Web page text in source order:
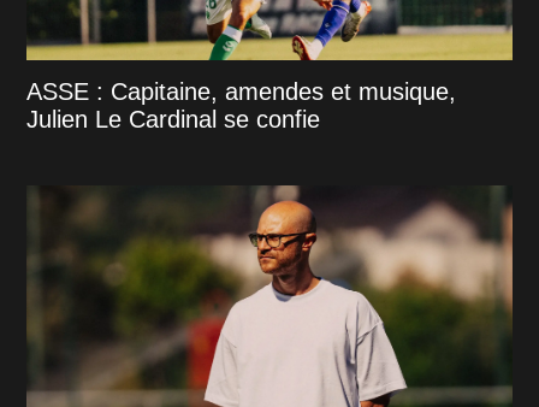
ASSE : Capitaine, amendes et musique,
Julien Le Cardinal se confie